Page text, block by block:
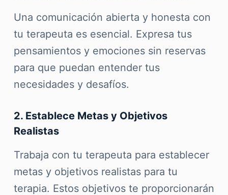
Una comunicación abierta y honesta con
tu terapeuta es esencial. Expresa tus
pensamientos y emociones sin reservas
para que puedan entender tus
necesidades y desafíos.
2. Establece Metas y Objetivos
Realistas
Trabaja con tu terapeuta para establecer
metas y objetivos realistas para tu
terapia. Estos objetivos te proporcionarán